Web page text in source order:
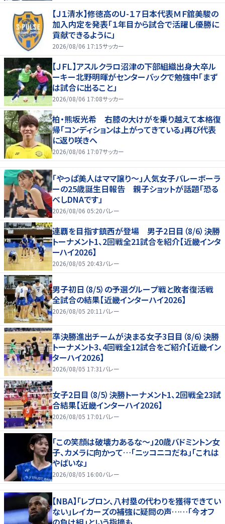
【Ｊ１清水】修徳高のＵ-１７日本代表ＭＦ舘美駿の
加入内定を発表「１年目から試合で活躍し優勝に
貢献できるように」
2026/08/06 17:15サッカー
【ＪＦＬ】アスルクラロ沼津の下部組織出身大卒ル
ーキー北野明暉がセンターバックで勉強中「まず
は試合に出ること」
2026/08/06 17:08サッカー
柏・熊坂光希 右膝の大けがを乗り越えて本格復
帰「コンディションは上がってきている」再び代表
に返り咲きへ
2026/08/06 17:07サッカー
「やっぱ美人はママ譲り～」人気女子バレーボーラ
ーの25歳誕生日報告 親子ショットが話題「恐る
べしDNAです」
2026/08/06 05:20バレー
連覇を目指す鎮西が登場 男子2日目（8/6）決勝
トーナメント1、2回戦全21試合を紹介【近畿インタ
ーハイ2026】
2026/08/05 20:43バレー
男子初日（8/5）の予選グループ戦と敗者復活戦
全試合の結果【近畿インターハイ2026】
2026/08/05 20:11 バレー
準決勝進出チームが決まる女子3日目（8/6）決勝
トーナメント3、4回戦全12試合をご紹介【近畿イン
ターハイ2026】
2026/08/05 17:31 バレー
女子2日目（8/5）決勝トーナメント1、2回戦全23試
合結果【近畿インターハイ2026】
2026/08/05 17:01 バレー
「この笑顔は破壊力あるな〜」20歳バドミントン女
子、カメラに向かって…「ニッコニコだね」「これは
やばいな」
2026/08/05 16:00バレー
【NBA】「レブロン、八村塁の代わりを獲得できてい
ない」レイカーズの補強に疑問の声……「今オフ